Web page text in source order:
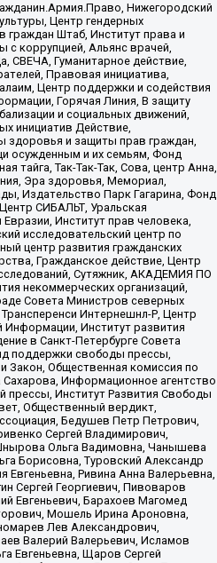
Нижегородский
Центр гендерных
Штаб, Институт права и
с коррупцией, Альянс врачей,
Гуманитарное действие,
Правовая инициатива,
Центр поддержки и содействия
Горячая Линия, В защиту
и социальных движений,
инициатив Действие,
здоровья и защиты прав граждан,
осужденным и их семьям, Фонд
тайга, Так-Так-Так, Сова, центр Анна,
Эра здоровья, Мемориал,
Издательство Парк Гагарина, Фонд
СИБАЛЬТ, Уральская
Институт прав человека,
исследовательский центр по
центр развития гражданских
Гражданское действие, Центр
Сутяжник, АКАДЕМИЯ ПО
некоммерческих организаций,
Совета Министров северных
Интернешнл-Р, Центр
Институт развития
в Санкт-Петербурге Совета
поддержки свободы прессы,
Закон, Общественная комиссия по
Информационное агентство
прессы, Институт Развития Свободы
Общественный вердикт,
Бедушев Петр Петрович,
Сергей Владимирович,
Ольга Вадимовна, Чанышева
Борисовна, Туровский Александр
Евгеньевна, Ривина Анна Валерьевна,
Сергей Георгиевич, Пивоваров
Евгеньевич, Барахоев Магомед
Мошель Ирина Ароновна,
Лев Александрович,
Валерий Валерьевич, Исламов
Евгеньевна, Щаров Сергей